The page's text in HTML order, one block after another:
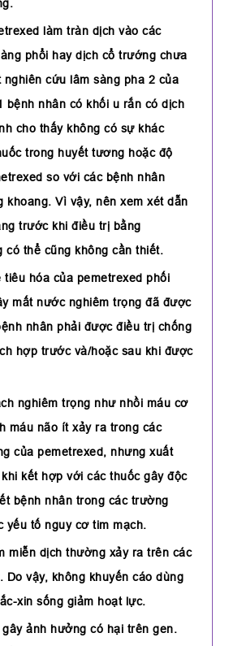
làm tràn dịch vào các
phổi hay dịch cổ trướng chưa
cứu lâm sàng pha 2 của
bệnh nhân có khối u rắn có dịch
cho thấy không có sự khác
trong huyết tương hoặc độ
so với các bệnh nhân
khoang. Vì vậy, nên xem xét dẫn
trước khi điều trị bằng
có thể cũng không cần thiết.
tiêu hóa của pemetrexed phối
mất nước nghiêm trọng đã được
nhân phải được điều trị chống
hợp trước và/hoặc sau khi được
nghiêm trọng như nhồi máu cơ
máu não ít xảy ra trong các
của pemetrexed, nhưng xuất
kết hợp với các thuốc gây độc
bệnh nhân trong các trường
yếu tố nguy cơ tim mạch.
miễn dịch thường xảy ra trên các
Do vậy, không khuyến cáo dùng
xin sống giảm hoạt lực.
ảnh hưởng có hại trên gen.